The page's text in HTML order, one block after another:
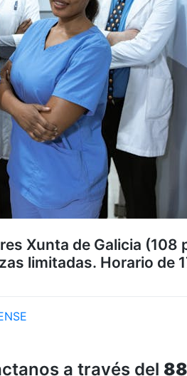
Xunta de Galicia (108
limitadas. Horario de
a través del